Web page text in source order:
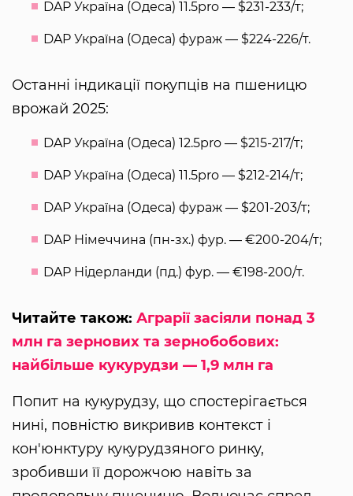
DAP Україна (Одеса) 11.5pro — $231-233/т;
DAP Україна (Одеса) фураж — $224-226/т.
Останні індикації покупців на пшеницю
врожай 2025:
DAP Україна (Одеса) 12.5pro — $215-217/т;
DAP Україна (Одеса) 11.5pro — $212-214/т;
DAP Україна (Одеса) фураж — $201-203/т;
DAP Німеччина (пн-зх.) фур. — €200-204/т;
DAP Нідерланди (пд.) фур. — €198-200/т.
Читайте також: Аграрії засіяли понад 3
млн га зернових та зернобобових:
найбільше кукурудзи — 1,9 млн га
Попит на кукурудзу, що спостерігається
нині, повністю викривив контекст і
кон'юнктуру кукурудзяного ринку,
зробивши її дорожчою навіть за